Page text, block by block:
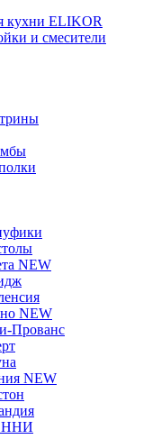
кухни ELIKOR
и смесители
NEW
NEW
Прованс
NEW